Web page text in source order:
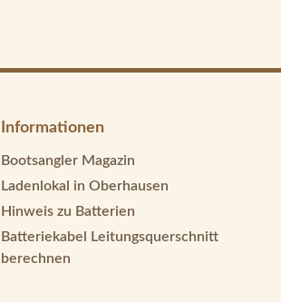
Informationen
Bootsangler Magazin
Ladenlokal in Oberhausen
Hinweis zu Batterien
Batteriekabel Leitungsquerschnitt
berechnen